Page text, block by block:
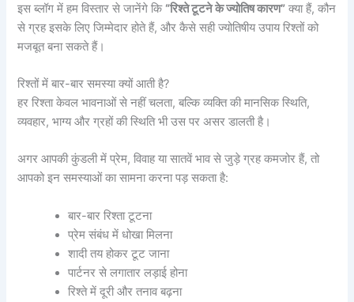
इस ब्लॉग में हम विस्तार से जानेंगे कि “रिश्ते टूटने के ज्योतिष कारण” क्या हैं, कौन
से ग्रह इसके लिए जिम्मेदार होते हैं, और कैसे सही ज्योतिषीय उपाय रिश्तों को
मजबूत बना सकते हैं।
रिश्तों में बार-बार समस्या क्यों आती है?
हर रिश्ता केवल भावनाओं से नहीं चलता, बल्कि व्यक्ति की मानसिक स्थिति,
व्यवहार, भाग्य और ग्रहों की स्थिति भी उस पर असर डालती है।
अगर आपकी कुंडली में प्रेम, विवाह या सातवें भाव से जुड़े ग्रह कमजोर हैं, तो
आपको इन समस्याओं का सामना करना पड़ सकता है:
बार-बार रिश्ता टूटना
प्रेम संबंध में धोखा मिलना
शादी तय होकर टूट जाना
पार्टनर से लगातार लड़ाई होना
रिश्ते में दूरी और तनाव बढ़ना